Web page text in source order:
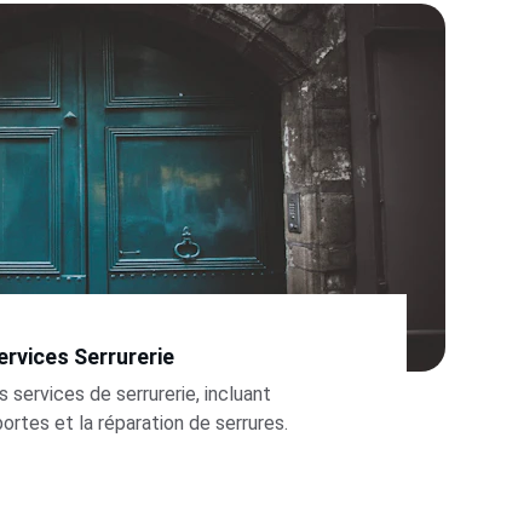
Serrurerie
services de serrurerie, incluant
et la réparation de serrures.